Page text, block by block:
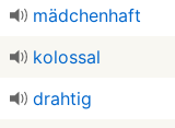
mädchenhaft
kolossal
drahtig